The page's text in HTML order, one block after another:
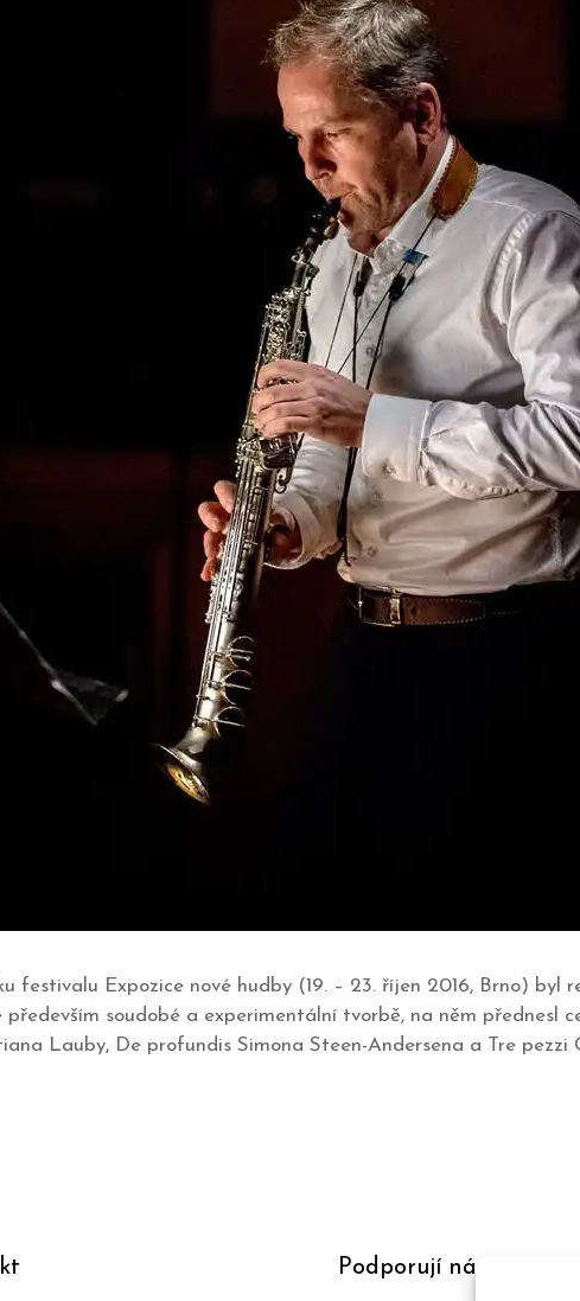
festivalu Expozice nové hudby (19. – 23. říjen 2016, Brno)
soudobé a experimentální tvorbě, na něm přednesl
Lauby, De profundis Simona Steen-Andersena a Tre
Podporují nás